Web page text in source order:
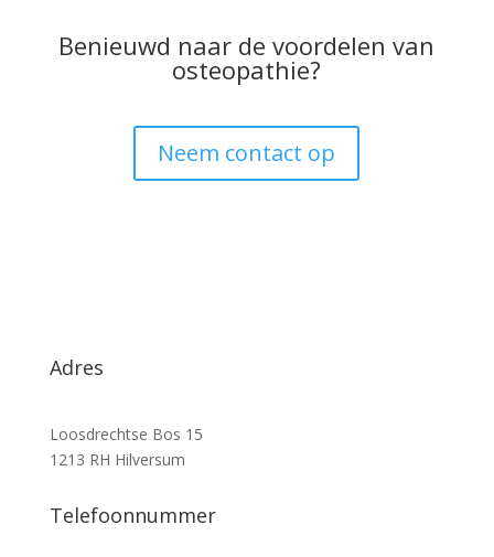
Benieuwd naar de voordelen van
osteopathie?
Neem contact op
Adres
Loosdrechtse Bos 15
1213 RH Hilversum
Telefoonnummer